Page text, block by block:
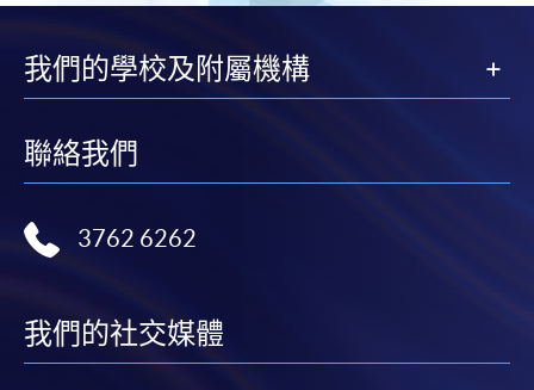
我們的學校及附屬機構
聯絡我們
3762 6262
我們的社交媒體